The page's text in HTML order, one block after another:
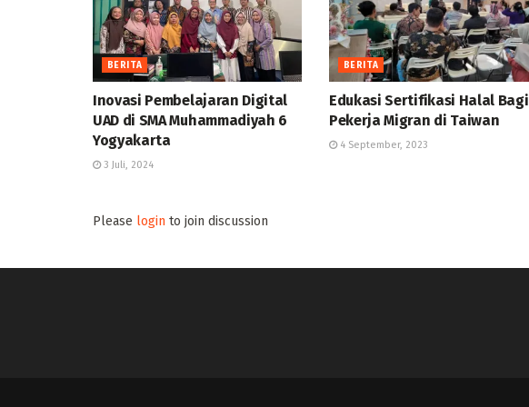
BERITA
Inovasi Pembelajaran Digital
UAD di SMA Muhammadiyah 6
Yogyakarta
3 Juli, 2024
BERITA
Edukasi Sertifikasi Halal Bagi
Pekerja Migran di Taiwan
4 September, 2023
Please login to join discussion